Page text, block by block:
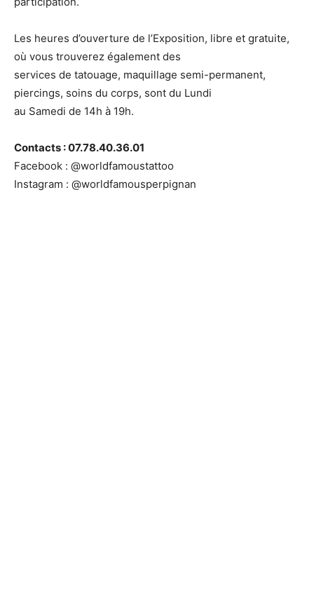
Les heures d’ouverture de l’Exposition, libre et gratuite,
où vous trouverez également des
services de tatouage, maquillage semi-permanent,
piercings, soins du corps, sont du Lundi
au Samedi de 14h à 19h.
Contacts : 07.78.40.36.01
Facebook : @worldfamoustattoo
Instagram : @worldfamousperpignan